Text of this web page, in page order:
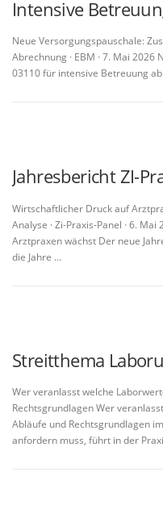
Intensive
Neue Versorgungspauschale:
Abrechnung · EBM · 7. Mai
03110 für intensive Betreuung
Jahresbericht ZI-
Wirtschaftlicher Druck auf
Analyse · Zi-Praxis-Panel · 6.
Arztpraxen wächst Der neue
die Jahre …
Streitthema
Wer veranlasst welche
Rechtsgrundlagen Wer
Abläufe und Rechtsgrundlagen
anfordern muss, führt in der